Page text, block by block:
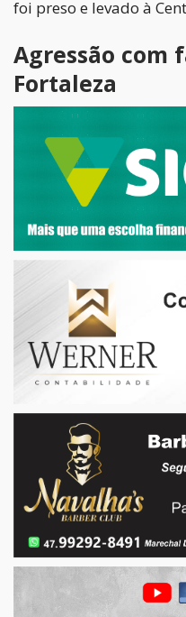
foi preso e levado à
Agressão com
Fortaleza